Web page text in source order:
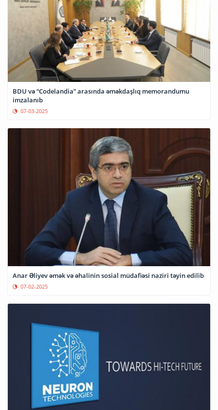
BDU və “Codelandia” arasında əməkdaşlıq memorandumu
imzalanıb
07-03-2025
Anar Əliyev əmək və əhalinin sosial müdafiəsi naziri təyin edilib
07-02-2025